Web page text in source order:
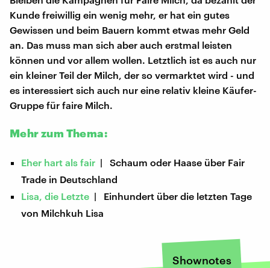
Kunde freiwillig ein wenig mehr, er hat ein gutes
Gewissen und beim Bauern kommt etwas mehr Geld
an. Das muss man sich aber auch erstmal leisten
können und vor allem wollen. Letztlich ist es auch nur
ein kleiner Teil der Milch, der so vermarktet wird - und
es interessiert sich auch nur eine relativ kleine Käufer-
Gruppe für faire Milch.
Mehr zum Thema:
Eher hart als fair | Schaum oder Haase über Fair
Trade in Deutschland
Lisa, die Letzte | Einhundert über die letzten Tage
von Milchkuh Lisa
Shownotes